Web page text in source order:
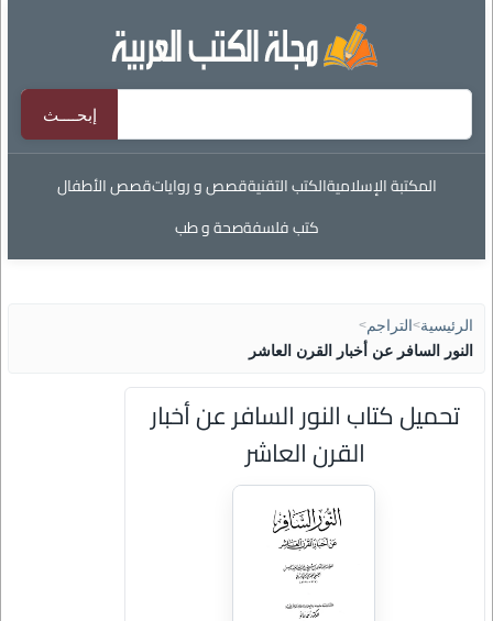
المكتبة الإسلاميةالكتب التقنيةقصص و رواياتقصص الأطفال
كتب فلسفةصحة و طب
الرئيسية> التراجم>
النور السافر عن أخبار القرن العاشر
تحميل كتاب النور السافر عن أخبار
القرن العاشر